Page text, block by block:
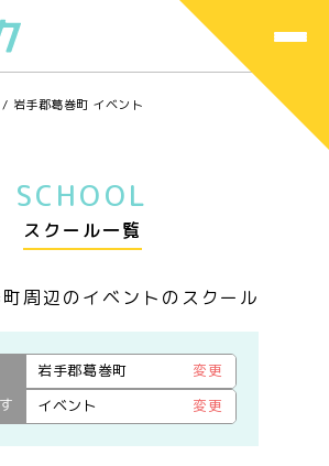
/ 岩手郡葛巻町 イベント
SCHOOL
スクール一覧
周辺のイベントのスクール
岩手郡葛巻町
変更
イベント 変更